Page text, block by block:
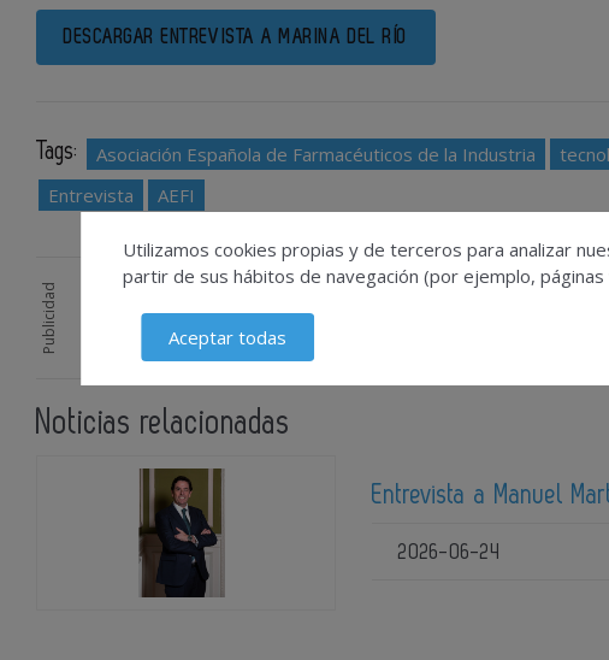
DESCARGAR ENTREVISTA A MARINA DEL RÍO
Tags: Asociación Española de Farmacéuticos de la Industria
Entrevista
AEFI
Publicidad
Noticias relacionadas
Entrevista a Manuel
2026-06-24
Utilizamos cookies propias y de terceros para analizar
partir de sus hábitos de navegación (por ejemplo,
Aceptar todas